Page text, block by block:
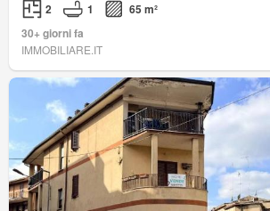
2 1
65 m²
30+ giorni fa
IMMOBILIARE.IT